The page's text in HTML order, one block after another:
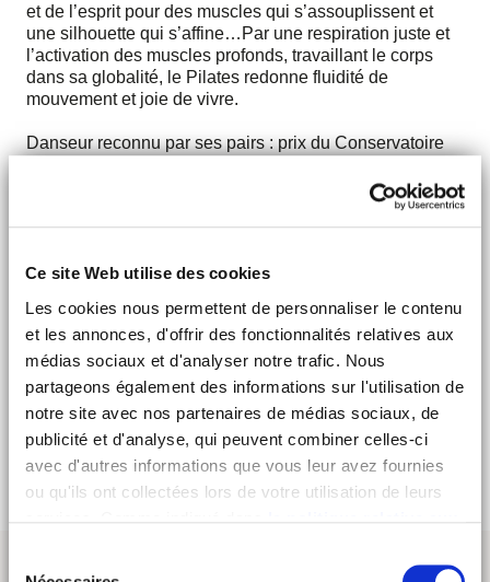
Ce site Web utilise des cookies
Les cookies nous permettent de personnaliser le contenu
et les annonces, d'offrir des fonctionnalités relatives aux
médias sociaux et d'analyser notre trafic. Nous
partageons également des informations sur l'utilisation de
notre site avec nos partenaires de médias sociaux, de
publicité et d'analyse, qui peuvent combiner celles-ci
avec d'autres informations que vous leur avez fournies
ou qu'ils ont collectées lors de votre utilisation de leurs
cliquant sur « tout autoriser » ; vous refusez ce dépôt de
et de l’esprit pour des muscles qui s’assouplissent et
une silhouette qui s’affine…Par une respiration juste et
l’activation des muscles profonds, travaillant le corps
dans sa globalité, le Pilates redonne fluidité de
mouvement et joie de vivre.
Danseur reconnu par ses pairs : prix du Conservatoire
diplôme de la School of American Ballet, diplôme d'état
en danse classique et contemporaine ainsi qu'un
diplôme de professeur Pilates (tapis et machine),
tout en transmettant son savoir sur le corps et l'anatomie.
Sans réservation.
Pour tout renseignement : 06 12 18 13 74
cbastien.laplanche@orange.fr
1 cours : 15 €
Illimité : 100 €